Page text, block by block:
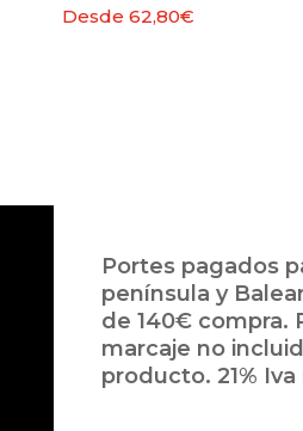
Desde62,80€
Portes pagados
península y
de 140€ compra.
marcaje no
producto. 21%